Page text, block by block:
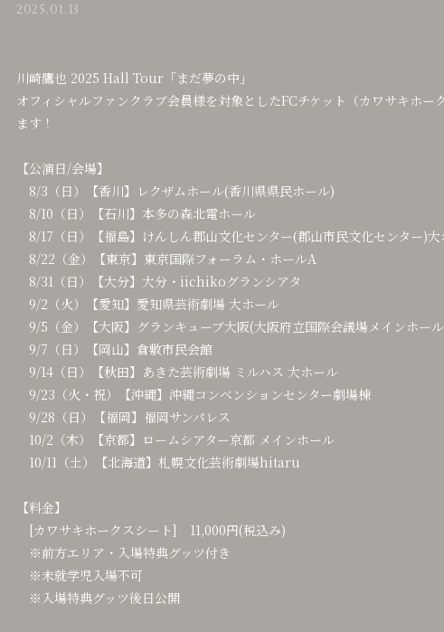
2025.01.13
川崎鷹也 2025 Hall Tour「まだ夢の中」
オフィシャルファンクラブ会員様を対象としたFCチケット（カワサキホ
ます！
【公演日/会場】
8/3（日）【香川】レクザムホール(香川県県民ホール)
8/10（日）【石川】本多の森北電ホール
8/17（日）【福島】けんしん郡山文化センター(郡山市民文化センター)大
8/22（金）【東京】東京国際フォーラム・ホールA
8/31（日）【大分】大分・iichikoグランシアタ
9/2（火）【愛知】愛知県芸術劇場 大ホール
9/5（金）【大阪】グランキューブ大阪(大阪府立国際会議場メインホー
9/7（日）【岡山】倉敷市民会館
9/14（日）【秋田】あきた芸術劇場 ミルハス 大ホール
9/23（火・祝）【沖縄】沖縄コンベンションセンター劇場棟
9/28（日）【福岡】福岡サンパレス
10/2（木）【京都】ロームシアター京都 メインホール
10/11（土）【北海道】札幌文化芸術劇場hitaru
【料金】
[カワサキホークスシート] 11,000円(税込み)
※前方エリア・入場特典グッツ付き
※未就学児入場不可
※入場特典グッツ後日公開